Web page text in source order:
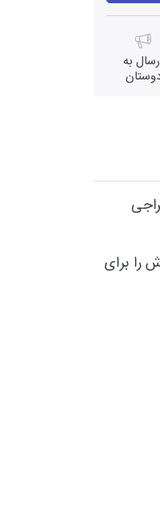
به
را برای